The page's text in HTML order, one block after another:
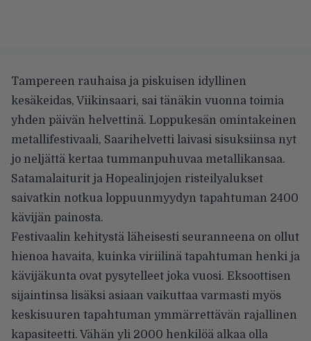
Tampereen rauhaisa ja piskuisen idyllinen
kesäkeidas, Viikinsaari, sai tänäkin vuonna toimia
yhden päivän helvettinä. Loppukesän omintakeinen
metallifestivaali, Saarihelvetti laivasi sisuksiinsa nyt
jo neljättä kertaa tummanpuhuvaa metallikansaa.
Satamalaiturit ja Hopealinjojen risteilyalukset
saivatkin notkua loppuunmyydyn tapahtuman 2400
kävijän painosta.
Festivaalin kehitystä läheisesti seuranneena on ollut
hienoa havaita, kuinka viriilinä tapahtuman henki ja
kävijäkunta ovat pysytelleet joka vuosi. Eksoottisen
sijaintinsa lisäksi asiaan vaikuttaa varmasti myös
keskisuuren tapahtuman ymmärrettävän rajallinen
kapasiteetti. Vähän yli 2000 henkilöä alkaa olla